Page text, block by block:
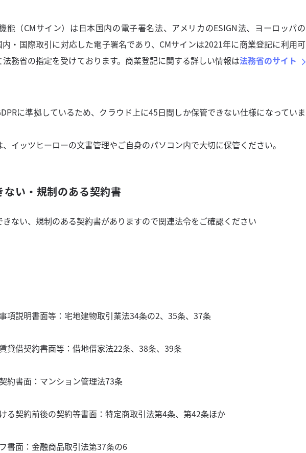
能（CMサイン）は日本国内の電子署名法、アメリカのESIGN法、ヨーロッパの
・国際取引に対応した電子署名であり、CMサインは2021年に商業登記に利用可
務省の指定を受けております。商業登記に関する詳しい情報は法務省のサイト
に準拠しているため、クラウド上に45日間しか保管できない仕様になっていま
イッツヒーローの文書管理やご自身のパソコン内で大切に保管ください。
い・規制のある契約書
ない、規制のある契約書がありますので関連法令をご確認ください
項説明書面等：宅地建物取引業法34条の2、35条、37条
貸借契約書面等：借地借家法22条、38条、39条
約書面：マンション管理法73条
る契約前後の契約等書面：特定商取引法第4条、第42条ほか
書面：金融商品取引法第37条の6